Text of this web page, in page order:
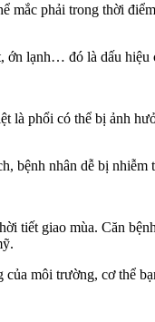
mắc phải trong thời
lạnh… đó là dấu
là phổi có thể bị ảnh
bệnh nhân dễ bị
tiết giao mùa. Căn
môi trường, cơ thể